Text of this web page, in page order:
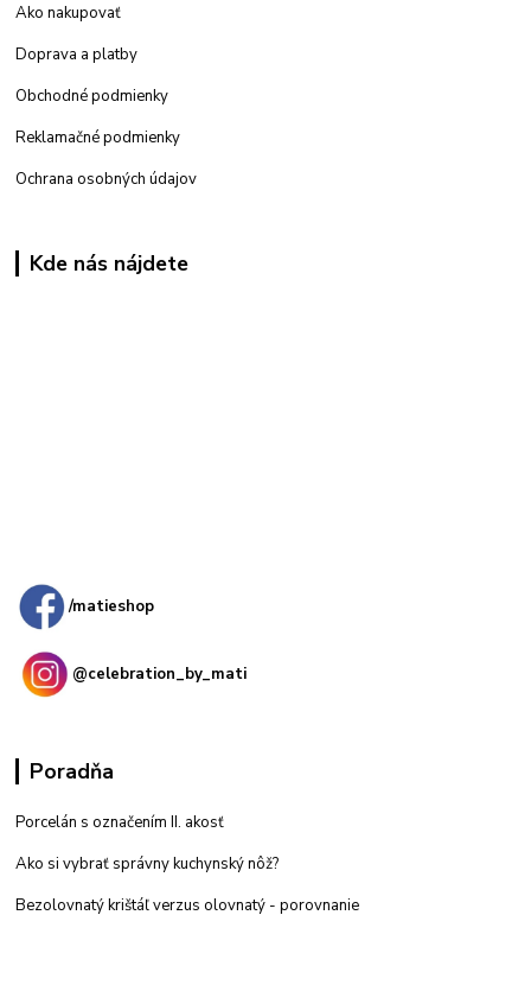
Ako nakupovať
Doprava a platby
Obchodné podmienky
Reklamačné podmienky
Ochrana osobných údajov
Kde nás nájdete
/matieshop
@celebration_by_mati
Poradňa
Porcelán s označením II. akosť
Ako si vybrať správny kuchynský nôž?
Bezolovnatý krištáľ verzus olovnatý - porovnanie